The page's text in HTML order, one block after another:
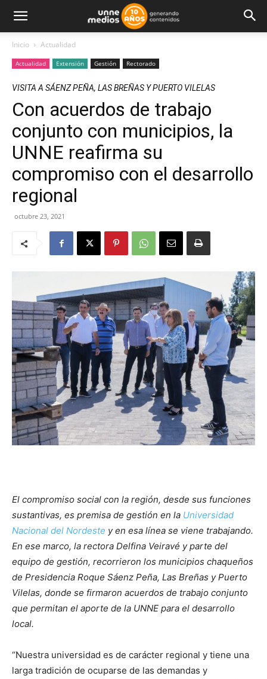
Inicio Actualidad
Actualidad Extensión Gestión Rectorado
VISITA A SÁENZ PEÑA, LAS BREÑAS Y PUERTO VILELAS
Con acuerdos de trabajo
conjunto con municipios, la
UNNE reafirma su
compromiso con el desarrollo
regional
octubre 23, 2021
El compromiso social con la región, desde sus funciones
sustantivas, es premisa de gestión en la Universidad
Nacional del Nordeste y en esa línea se viene trabajando.
En ese marco, la rectora Delfina Veiravé y parte del
equipo de gestión, recorrieron los municipios chaqueños
de Presidencia Roque Sáenz Peña, Las Breñas y Puerto
Vilelas, donde se firmaron acuerdos de trabajo conjunto
que permitan el aporte de la UNNE para el desarrollo
local.
“Nuestra universidad es de carácter regional y tiene una
larga tradición de ocuparse de las demandas y